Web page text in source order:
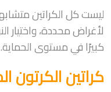
ليست كل الكراتين
لأغراض محددة، واختيار
كبيرًا في مستوى الحماية.
كراتين الكرتون